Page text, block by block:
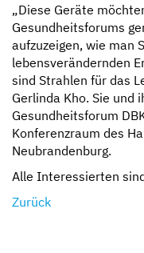
„Diese Geräte
Gesundheitsforums
aufzuzeigen, wie man
lebensverändernden
sind Strahlen für das
Gerlinda Kho. Sie und
Gesundheitsforum
Konferenzraum des
Neubrandenburg.
Alle Interessierten
Zurück